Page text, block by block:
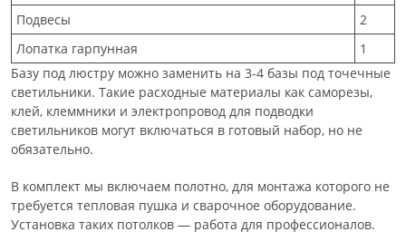
Подвесы
2
Лопатка гарпунная
1
Базу под люстру можно заменить на 3-4 базы под точечные
светильники. Такие расходные материалы как саморезы,
клей, клеммники и электропровод для подводки
светильников могут включаться в готовый набор, но не
обязательно.
В комплект мы включаем полотно, для монтажа которого не
требуется тепловая пушка и сварочное оборудование.
Установка таких потолков — работа для профессионалов.